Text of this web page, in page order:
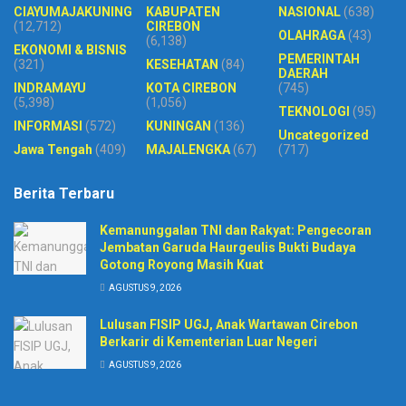
CIAYUMAJAKUNING
(12,712)
EKONOMI & BISNIS
(321)
INDRAMAYU
(5,398)
INFORMASI (572)
Jawa Tengah (409)
KABUPATEN
CIREBON
(6,138)
KESEHATAN (84)
KOTA CIREBON
(1,056)
KUNINGAN (136)
MAJALENGKA(67)
NASIONAL(638)
OLAHRAGA(43)
PEMERINTAH
DAERAH
(745)
TEKNOLOGI (95)
Uncategorized
(717)
Berita Terbaru
Kemanunggalan TNI dan Rakyat: Pengecoran
Jembatan Garuda Haurgeulis Bukti Budaya
Gotong Royong Masih Kuat
AGUSTUS 9, 2026
Lulusan FISIP UGJ, Anak Wartawan Cirebon
Berkarir di Kementerian Luar Negeri
AGUSTUS 9, 2026